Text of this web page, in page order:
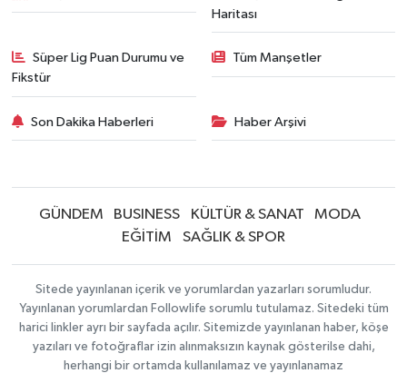
Haritası
Süper Lig Puan Durumu ve
Fikstür
Tüm Manşetler
Son Dakika Haberleri Haber Arşivi
GÜNDEM BUSINESS KÜLTÜR & SANAT
MODA
EĞİTİM
SAĞLIK & SPOR
Sitede yayınlanan içerik ve yorumlardan yazarları sorumludur.
Yayınlanan yorumlardan Followlife sorumlu tutulamaz. Sitedeki tüm
harici linkler ayrı bir sayfada açılır. Sitemizde yayınlanan haber, köşe
yazıları ve fotoğraflar izin alınmaksızın kaynak gösterilse dahi,
herhangi bir ortamda kullanılamaz ve yayınlanamaz